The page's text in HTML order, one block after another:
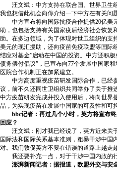
汪文斌：中方支持在联合国、世界卫生组
我也想借此机会向你介绍一下中方在有关问
中方宣布将向国际抗疫合作提供20亿美
助，也包括支持有关国家疫后经济社会恢复
助。在多边领域，为了体现对世卫组织的支
美元的现汇援助，还向疫苗免疫联盟等国际
结应对基金”启动在中国的投资。中方还积
债务偿付倡议”，已宣布向77个发展中国家
医院合作机制正在加紧建立。
中方高度重视疫苗研发国际合作，已经
议，前不久还同世卫组织共同举办了关于推
中方疫苗研发完成并投入使用后，将向世界
品，为实现疫苗在发展中国家的可及性和可
bbc记者：再过几个小时，英方将宣布
回应？
汪文斌：刚才我已经说了，英方近来关
国际法和国际关系基本准则，粗暴干涉中国
对。我们敦促英方不要在错误的道路上越走
我还要补充一点，对于干涉中国内政的行
澎湃新闻记者：据报道，欧盟外交与安